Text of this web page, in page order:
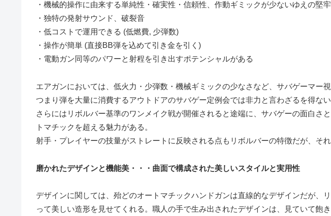
・機械的操作に由来する単純性・確実性・信頼性、作動ギミックが少ないゆえの堅
・独特の発射サウンド、破裂音
・低コストで運用できる (低燃費, 少弾数)
・操作が簡単 (直接BB弾を込めて引き金を引く)
・電動ガン同等のパワーと射程を引き出すポテンシャルがある
エアガンにおいては、低火力・少弾数・機械ギミックの少なさなど、サバゲーマー
つまり弾を大量に消費するアウトドアのサバゲー定例会では非力と言わざるを得な
さらにはリボルバー基準のワンメイク戦が開催されると途端に、サバゲーの面白
トマチックを超える魅力がある。
射手・プレイヤーの技量がストレートに反映される点もリボルバーの特徴だが、そ
磨かれたデザインと機能美・・・曲面で構成された美しいスタイルと実用性
デザインに関しては、殆どのオートマチックハンドガンは直線的なデザインだが
って美しい造形を見せてくれる。職人の手で生み出されたデザインは、見ていて飽